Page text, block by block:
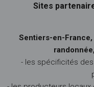
Sites
Sentiers-en-
- les spécificités